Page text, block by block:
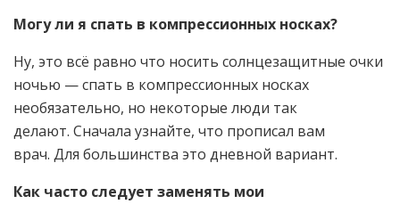
Могу ли я спать в компрессионных носках?
Ну, это всё равно что носить солнцезащитные очки
ночью — спать в компрессионных носках
необязательно, но некоторые люди так
делают. Сначала узнайте, что прописал вам
врач. Для большинства это дневной вариант.
Как часто следует заменять мои